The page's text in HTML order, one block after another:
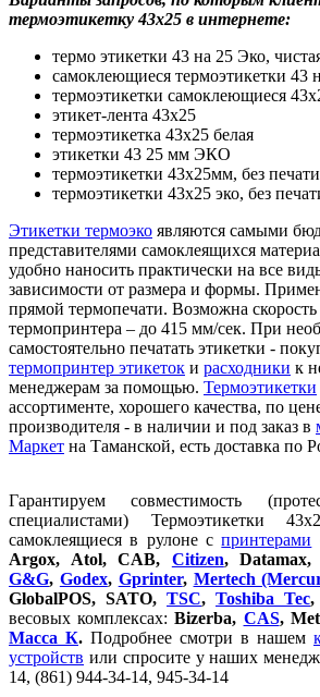
термоэтикетку 43х25 в интернете:
термо этикетки 43 на 25 Эко,
самоклеющиеся термоэтикетки 43
термоэтикетки самоклеющиеся
этикет-лента 43x25
термоэтикетка 43х25 белая
этикетки 43 25 мм ЭКО
термоэтикетки 43х25мм, без
термоэтикетки 43х25 эко, без
Этикетки термоэко являются самыми
представителями самоклеящихся
удобно наносить практически на все
зависимости от размера и формы.
прямой термопечати. Возможна скорость
термопринтера – до 415 мм/сек. При
самостоятельно печатать этикетки -
термопринтер этикеток и расходники к
менеджерам за помощью. Термоэтикетки
ассортименте, хорошего качества, по
производителя - в наличии и под заказ в
Маркет на Таманской, есть доставка по
Гарантируем совместимость
специалистами) Термоэтикетки
самоклеящиеся в рулоне спринтерами
Argox, Atol, CAB, Citizen,
G&G, Godex, Gprinter, Mertech
GlobalPOS, SATO, TSC, Toshiba Tec,
весовых комплексах:Bizerba, CAS,
Масса К. Подробнее смотри в нашем
устройств или спросите у наших
14, (861) 944-34-14, 945-34-14